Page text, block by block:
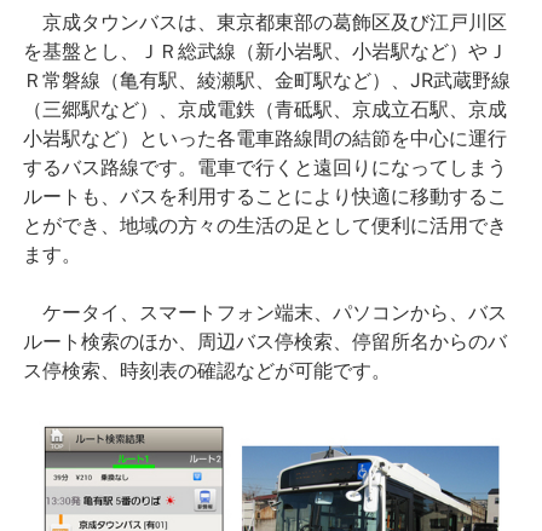
English
京成タウンバスは、東京都東部の葛飾区及び江戸川区
を基盤とし、ＪＲ総武線（新小岩駅、小岩駅など）やＪ
Ｒ常磐線（亀有駅、綾瀬駅、金町駅など）、JR武蔵野線
（三郷駅など）、京成電鉄（青砥駅、京成立石駅、京成
小岩駅など）といった各電車路線間の結節を中心に運行
するバス路線です。電車で行くと遠回りになってしまう
ルートも、バスを利用することにより快適に移動するこ
とができ、地域の方々の生活の足として便利に活用でき
ます。
ケータイ、スマートフォン端末、パソコンから、バス
ルート検索のほか、周辺バス停検索、停留所名からのバ
ス停検索、時刻表の確認などが可能です。